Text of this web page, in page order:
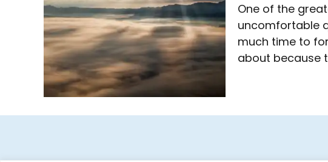
One of the
uncomfortable
much time to
about because